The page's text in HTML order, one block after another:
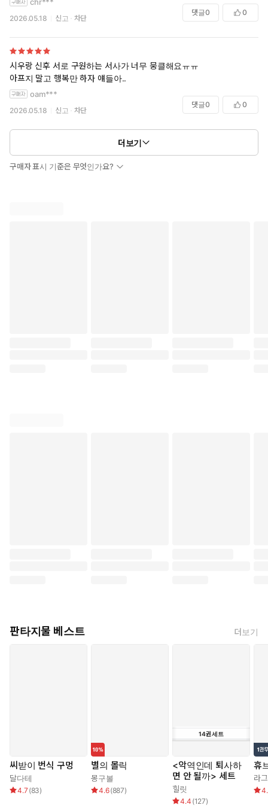
chr***
2026.05.18 신고 차단
댓글0 0
시우랑 신후 서로 구원하는 서사가 너무 뭉클해요ㅠㅠ
아프지 말고 행복만 하자 얘들아..
oam***
2026.05.18 신고 차단
댓글0 0
더보기
구매자 표시 기준은 무엇인가요?
판타지물 베스트 더보기
씨받이 번식 구멍
달다테
4.7 (83)
별의 몰락
몽구볼
4.6(887)
14권세트
<악역인데 퇴사하
면 안 될까> 세트
힐릿
4.4 (127)
휴
라